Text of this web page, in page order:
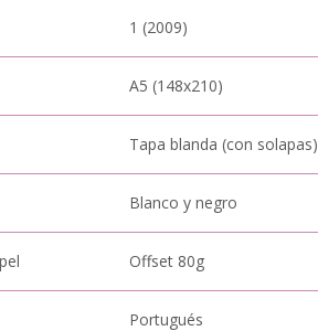
1 (2009)
A5 (148x210)
Tapa blanda (con solapas)
Blanco y negro
Offset 80g
Portugués